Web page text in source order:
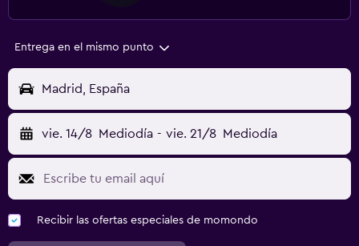
Entrega en el mismo punto
Madrid, España
vie. 14/8 Mediodía - vie. 21/8 Mediodía
Recibir las ofertas especiales de momondo